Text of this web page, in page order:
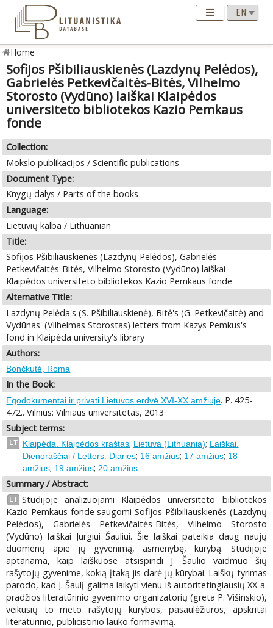
Home
Sofijos Pšibiliauskienės (Lazdynų Pelėdos),
Gabrielės Petkevičaitės-Bitės, Vilhelmo
Storosto (Vydūno) laiškai Klaipėdos
universiteto bibliotekos Kazio Pemkaus
fonde
Collection:
Mokslo publikacijos / Scientific publications
Document Type:
Knygų dalys / Parts of the books
Language:
Lietuvių kalba / Lithuanian
Title:
Sofijos Pšibiliauskienės (Lazdynų Pelėdos), Gabrielės
Petkevičaitės-Bitės, Vilhelmo Storosto (Vydūno) laiškai
Klaipėdos universiteto bibliotekos Kazio Pemkaus fonde
Alternative Title:
Lazdynų Pelėda's (S. Pšibiliauskienė), Bitė's (G. Petkevičaitė) and
Vydūnas' (Vilhelmas Storostas) letters from Kazys Pemkus's
fond in Klaipėda university's library
Authors:
Bončkutė, Roma
In the Book:
Egodokumentai ir privati Lietuvos erdvė XVI-XX amžiuje. P. 425-
472.. Vilnius: Vilniaus universitetas, 2013
Subject terms:
LT Klaipėda. Klaipėdos kraštas; Lietuva (Lithuania); Laiškai.
Dienoraščiai / Letters. Diaries; 16 amžius; 17 amžius; 18
amžius; 19 amžius; 20 amžius.
Summary / Abstract:
LT Studijoje analizuojami Klaipėdos universiteto bibliotekos
Kazio Pemkaus fonde saugomi Sofijos Pšibiliauskienės (Lazdynų
Pelėdos), Gabrielės Petkevičaitės-Bitės, Vilhelmo Storosto
(Vydūno) laiškai Jurgiui Šauliui. Šie laiškai pateikia daug naujų
duomenų apie jų gyvenimą, asmenybę, kūrybą. Studijoje
aptariama, kaip laiškuose atsispindi J. Šaulio vaidmuo šių
rašytojų gyvenime, kokią įtaką jis darė jų kūrybai. Laiškų tyrimas
parodo, kad J. Šaulį galima laikyti vienu iš autoritetingiausių XX a.
pradžios literatūrinio gyvenimo organizatorių (greta P. Višinskio),
veikusių to meto rašytojų kūrybos, pasaulėžiūros, apskritai
literatūrinio, publicistinio lauko formavimą.